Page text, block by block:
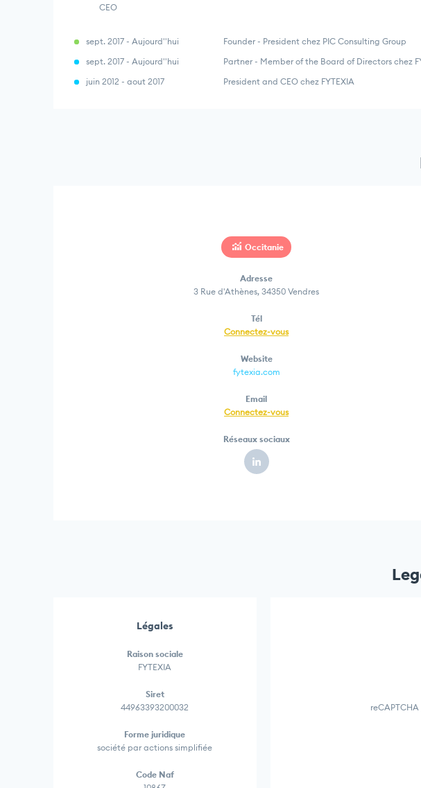
CEO
sept. 2017 - Aujourd''hui
Founder - President chez PIC Consulting Group
sept. 2017 - Aujourd''hui
Partner - Member of the Board of Directors chez
juin 2012 - aout 2017
President and CEO chez FYTEXIA
Occitanie
Adresse
3 Rue d'Athènes, 34350 Vendres
Tél
Connectez-vous
Website
fytexia.com
Email
Connectez-vous
Réseaux sociaux
Légales
Raison sociale
FYTEXIA
Siret
44963393200032
Forme juridique
société par actions simplifiée
Code Naf